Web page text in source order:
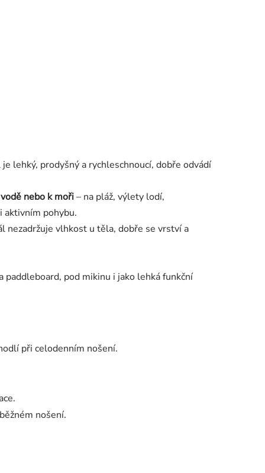
lehký, prodyšný a rychleschnoucí, dobře odvádí
nebo k moři– na pláž, výlety lodí,
aktivním pohybu.
nezadržuje vlhkost u těla, dobře se vrství a
pod mikinu i jako lehká funkční
při celodenním nošení.
nošení.